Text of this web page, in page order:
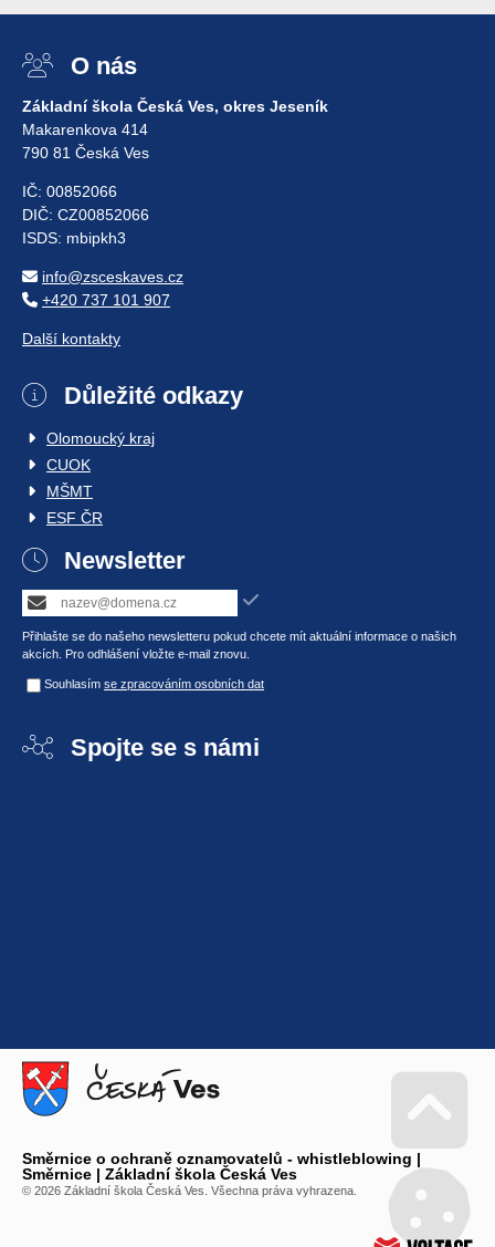
O nás
Základní škola Česká Ves, okres Jeseník
Makarenkova 414
790 81 Česká Ves
IČ: 00852066
DIČ: CZ00852066
ISDS: mbipkh3
info@zsceskaves.cz
+420 737 101 907
Další kontakty
Důležité odkazy
Olomoucký kraj
CUOK
MŠMT
ESF ČR
Newsletter
Přihlašte se do našeho newsletteru pokud chcete mít aktuální informace o našich
akcích. Pro odhlášení vložte e-mail znovu.
Souhlasím se zpracováním osobních dat
Spojte se s námi
Směrnice o ochraně oznamovatelů - whistleblowing |
Směrnice | Základní škola Česká Ves
© 2026 Základní škola Česká Ves. Všechna práva vyhrazena. Go